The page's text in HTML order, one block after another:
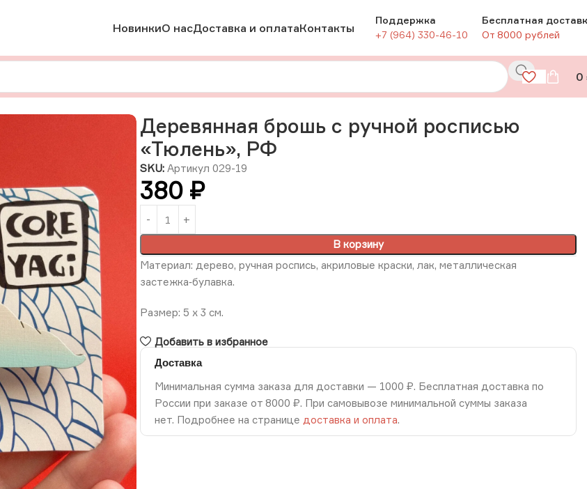
НовинкиО насДоставка и оплатаКонтакты
Поддержка
+7 (964) 330-46-10
Бесплатная
От 8000 рублей
0
Деревянная брошь с ручной росписью «Тюлень», РФ
Деревянная брошь с ручной росписью
«Тюлень», РФ
SKU: Артикул 029-19
380 ₽
В корзину
Материал: дерево, ручная роспись, акриловые краски, лак, металлическая
застежка‑булавка.
Размер: 5 х 3 см.
Добавить в избранное
Доставка
Минимальная сумма заказа для доставки — 1000 ₽. Бесплатная доставка по
России при заказе от 8000 ₽. При самовывозе минимальной суммы заказа
нет. Подробнее на странице доставка и оплата.